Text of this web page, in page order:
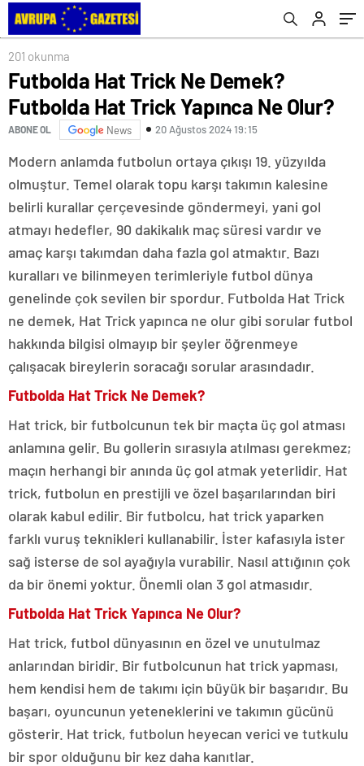
201 okunma
Futbolda Hat Trick Ne Demek?
Futbolda Hat Trick Yapınca Ne Olur?
ABONE OL News 20 Ağustos 2024 19:15
Modern anlamda futbolun ortaya çıkışı 19. yüzyılda
olmuştur. Temel olarak topu karşı takımın kalesine
belirli kurallar çerçevesinde göndermeyi, yani gol
atmayı hedefler, 90 dakikalık maç süresi vardır ve
amaç karşı takımdan daha fazla gol atmaktır. Bazı
kuralları ve bilinmeyen terimleriyle futbol dünya
genelinde çok sevilen bir spordur. Futbolda Hat Trick
ne demek, Hat Trick yapınca ne olur gibi sorular futbol
hakkında bilgisi olmayıp bir şeyler öğrenmeye
çalışacak bireylerin soracağı sorular arasındadır.
Futbolda Hat Trick Ne Demek?
Hat trick, bir futbolcunun tek bir maçta üç gol atması
anlamına gelir. Bu gollerin sırasıyla atılması gerekmez;
maçın herhangi bir anında üç gol atmak yeterlidir. Hat
trick, futbolun en prestijli ve özel başarılarından biri
olarak kabul edilir. Bir futbolcu, hat trick yaparken
farklı vuruş teknikleri kullanabilir. İster kafasıyla ister
sağ isterse de sol ayağıyla vurabilir. Nasıl attığının çok
da bir önemi yoktur. Önemli olan 3 gol atmasıdır.
Futbolda Hat Trick Yapınca Ne Olur?
Hat trick, futbol dünyasının en özel ve unutulmaz
anlarından biridir. Bir futbolcunun hat trick yapması,
hem kendisi hem de takımı için büyük bir başarıdır. Bu
başarı, oyuncunun yeteneklerini ve takımın gücünü
gösterir. Hat trick, futbolun heyecan verici ve tutkulu
bir spor olduğunu bir kez daha kanıtlar.